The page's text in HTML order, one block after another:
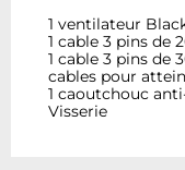
1 ventilateur
1 cable 3 pins de
1 cable 3 pins de
cables pour
1 caoutchouc
Visserie